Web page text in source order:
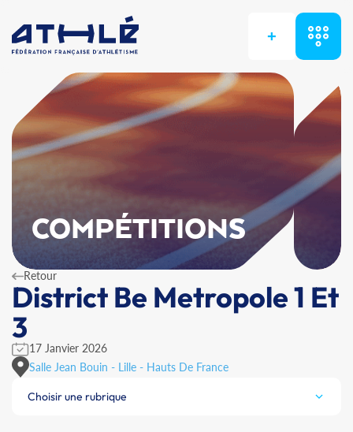
+
COMPÉTITIONS
Retour
District Be Metropole 1 Et
3
17 Janvier 2026
Salle Jean Bouin - Lille - Hauts De France
Choisir une rubrique